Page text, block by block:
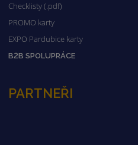
Checklisty (.pdf)
PROMO karty
EXPO Pardubice karty
B2B SPOLUPRÁCE
PARTNEŘI